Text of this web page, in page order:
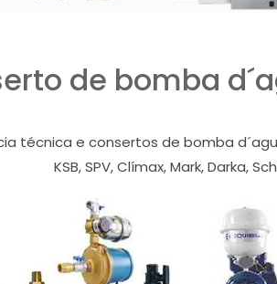
de bomba
técnica e consertos de bomba
KSB, SPV, Clímax, Mark, Darka,